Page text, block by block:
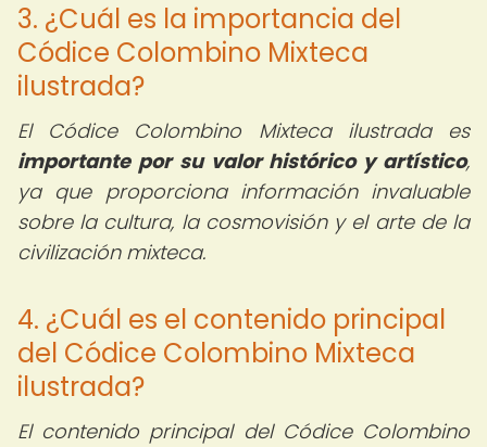
3. ¿Cuál es la importancia del
Códice Colombino Mixteca
ilustrada?
El Códice Colombino Mixteca ilustrada es
importante por su valor histórico y artístico,
ya que proporciona información invaluable
sobre la cultura, la cosmovisión y el arte de la
civilización mixteca.
4. ¿Cuál es el contenido principal
del Códice Colombino Mixteca
ilustrada?
El contenido principal del Códice Colombino